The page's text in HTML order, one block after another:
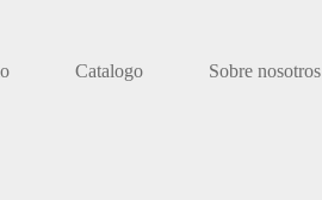
Catalogo Sobre nosotros